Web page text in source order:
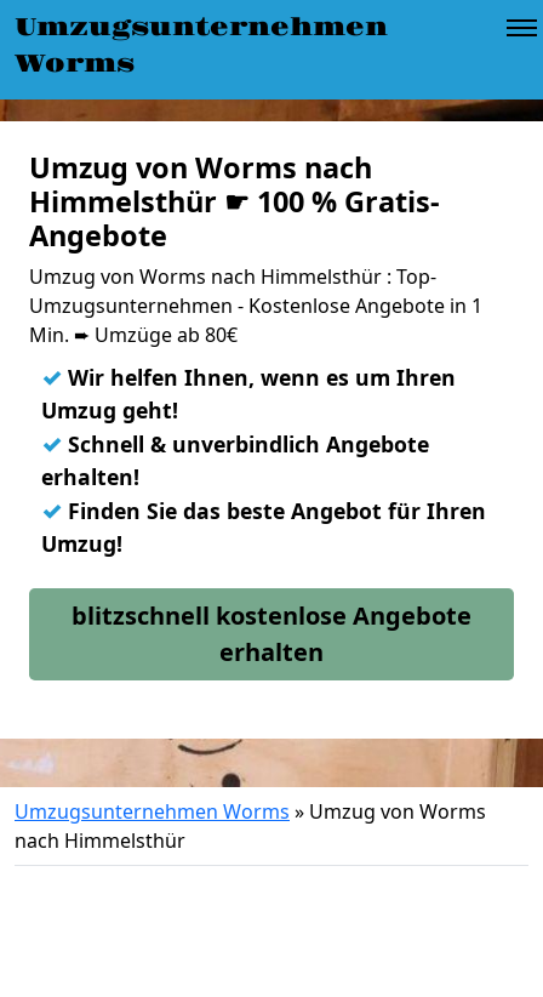
Umzugsunternehmen
Worms
Umzug von Worms nach
Himmelsthür ☛ 100 % Gratis-
Angebote
Umzug von Worms nach Himmelsthür : Top-
Umzugsunternehmen - Kostenlose Angebote in 1
Min. ➨ Umzüge ab 80€
✓ Wir helfen Ihnen, wenn es um Ihren
Umzug geht!
✓ Schnell & unverbindlich Angebote
erhalten!
✓ Finden Sie das beste Angebot für Ihren
Umzug!
blitzschnell kostenlose Angebote
erhalten
Umzugsunternehmen Worms » Umzug von Worms
nach Himmelsthür